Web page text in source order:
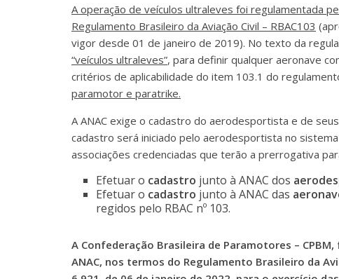
A operação de veículos ultraleves foi regulamentada
Regulamento Brasileiro da Aviação Civil – RBAC103
vigor desde 01 de janeiro de 2019). No texto da
“veículos ultraleves”, para definir qualquer aeronave
critérios de aplicabilidade do item 103.1 do
paramotor e paratrike.
A ANAC exige o cadastro do aerodesportista e de
cadastro será iniciado pelo aerodesportista no
associações credenciadas que terão a prerrogativa
Efetuar o cadastro junto à ANAC dos
Efetuar o cadastro junto à ANAC das
regidos pelo RBAC nº 103.
A Confederação Brasileira de Paramotores –
ANAC, nos termos do Regulamento Brasileiro da